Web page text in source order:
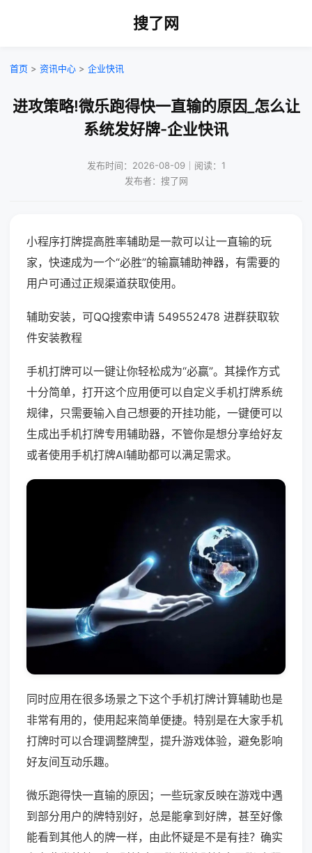
搜了网
首页 > 资讯中心 > 企业快讯
进攻策略!微乐跑得快一直输的原因_怎么让
系统发好牌-企业快讯
发布时间：2026-08-09｜阅读：1
发布者：搜了网
小程序打牌提高胜率辅助是一款可以让一直输的玩
家，快速成为一个“必胜”的输赢辅助神器，有需要的
用户可通过正规渠道获取使用。
辅助安装，可QQ搜索申请 549552478 进群获取软
件安装教程
手机打牌可以一键让你轻松成为“必赢”。其操作方式
十分简单，打开这个应用便可以自定义手机打牌系统
规律，只需要输入自己想要的开挂功能，一键便可以
生成出手机打牌专用辅助器，不管你是想分享给好友
或者使用手机打牌AI辅助都可以满足需求。
同时应用在很多场景之下这个手机打牌计算辅助也是
非常有用的，使用起来简单便捷。特别是在大家手机
打牌时可以合理调整牌型，提升游戏体验，避免影响
好友间互动乐趣。
微乐跑得快一直输的原因；一些玩家反映在游戏中遇
到部分用户的牌特别好，总是能拿到好牌，甚至好像
能看到其他人的牌一样，由此怀疑是不是有挂？确实